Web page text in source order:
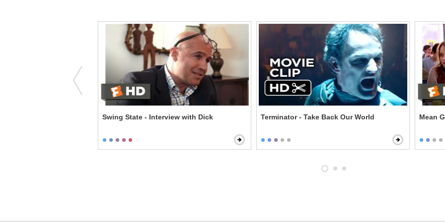
Swing State - Interview with Dick Terminator - Take Back Our World Mean